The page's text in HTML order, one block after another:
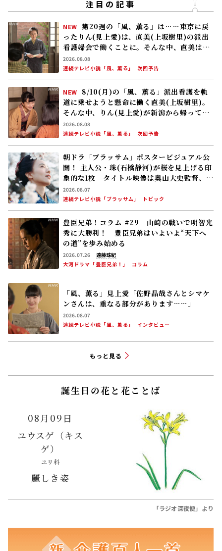
注目の記事
NEW 第20週の「風、薫る」は……東京に戻
ったりん(見上愛)は、直美(上坂樹里)の派出
看護婦会で働くことに。そんな中、直美は自
分の理想とした無償の看護を始める
2026.08.08
連続テレビ小説「風、薫る」
次回予告
NEW
8/10(月)の「風、薫る」派出看護を軌
道に乗せようと懸命に働く直美(上坂樹里)。
そんな中、りん(見上愛)が新潟から帰ってく
る
2026.08.08
連続テレビ小説「風、薫る」
次回予告
朝ドラ「ブラッサム」ポスタービジュアル公
開！ 主人公・珠(石橋静河)が桜を見上げる印
象的な1枚 タイトル映像は奥山大史監督、語
りは三條雅幸アナ 2026年度後期放送
2026.08.07
連続テレビ小説「ブラッサム」
トピック
豊臣兄弟！コラム #29 山崎の戦いで明智光
秀に大勝利！ 豊臣兄弟はいよいよ“天下へ
の道”を歩み始める
2026.07.26
遠藤珠紀
大河ドラマ「豊臣兄弟！」
コラム
「風、薫る」見上愛「佐野晶哉さんとシマケ
ンさんは、重なる部分があります……」
2026.08.07
連続テレビ小説「風、薫る」
インタビュー
もっと見る
誕生日の花と花ことば
08月09日
ユウスゲ（キス
ゲ）
ユリ科
麗しき姿
「ラジオ深夜便」より